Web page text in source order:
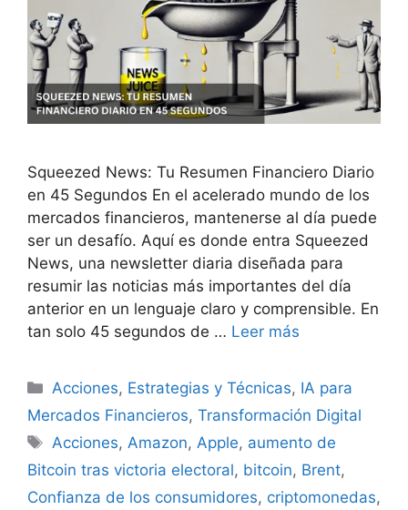
Squeezed News: Tu Resumen Financiero Diario
en 45 Segundos En el acelerado mundo de los
mercados financieros, mantenerse al día puede
ser un desafío. Aquí es donde entra Squeezed
News, una newsletter diaria diseñada para
resumir las noticias más importantes del día
anterior en un lenguaje claro y comprensible. En
tan solo 45 segundos de … Leer más
Categorías
Acciones, Estrategias y Técnicas, IA para
Mercados Financieros, Transformación Digital
Etiquetas
Acciones,Amazon,Apple, aumento de
Bitcoin tras victoria electoral, bitcoin, Brent,
Confianza de los consumidores, criptomonedas,